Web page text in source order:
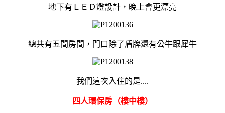
地下有ＬＥＤ燈設計，晚上會更漂亮
總共有五間房間，門口除了盾牌還有公牛跟犀牛
我們這次入住的是....
四人環保房（樓中樓）